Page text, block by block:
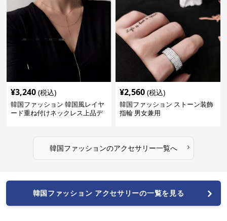
¥3,240 (税込)
韓国ファッション 韓国風レイヤ
ード重ね付けネックレス上品デ
¥2,560 (税込)
韓国ファッション ストーン装飾
指輪 男女兼用
韓国ファッションのアクセサリー一覧へ ›
韓国ファッション アクセサリーの一覧を見る